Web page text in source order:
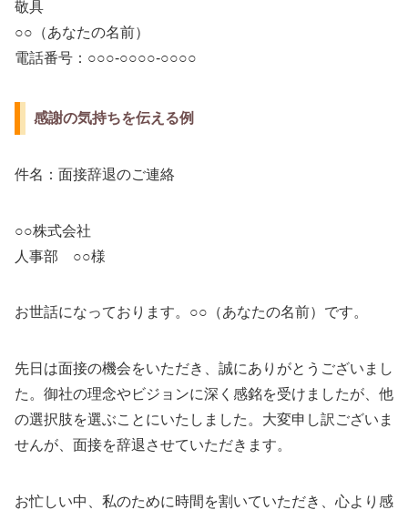
敬具
○○（あなたの名前）
電話番号：○○○-○○○○-○○○○
感謝の気持ちを伝える例
件名：面接辞退のご連絡
○○株式会社
人事部 ○○様
お世話になっております。○○（あなたの名前）です。
先日は面接の機会をいただき、誠にありがとうございまし
た。御社の理念やビジョンに深く感銘を受けましたが、他
の選択肢を選ぶことにいたしました。大変申し訳ございま
せんが、面接を辞退させていただきます。
お忙しい中、私のために時間を割いていただき、心より感